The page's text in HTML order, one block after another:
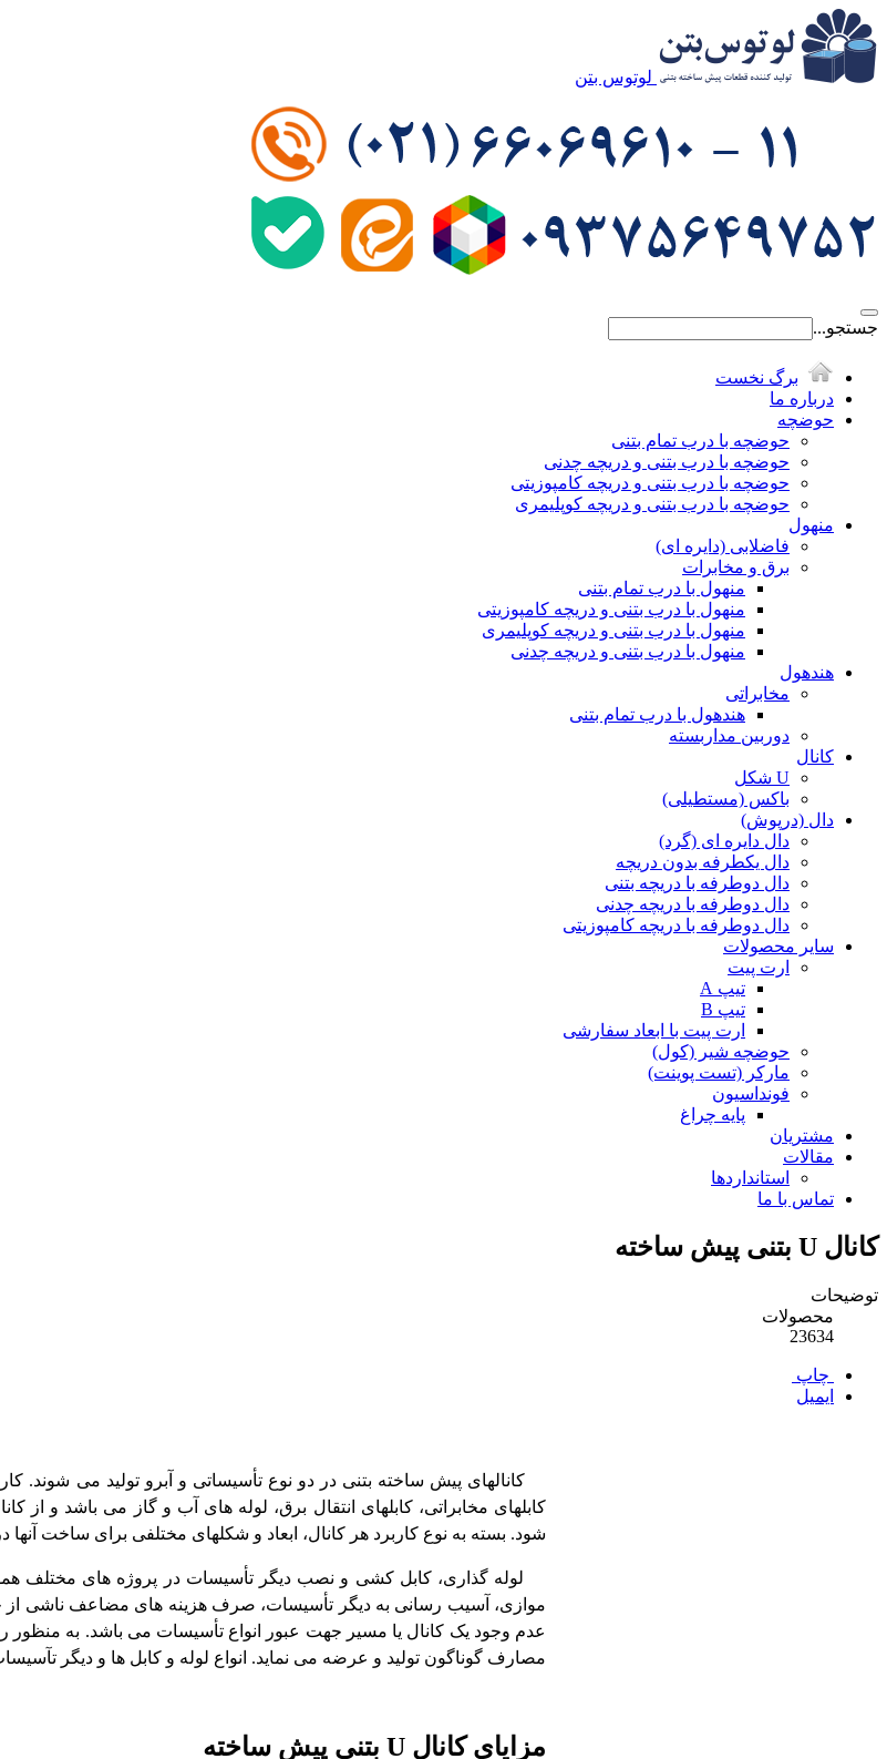
لوتوس بتن
جستجو...
برگ نخست
درباره ما
حوضچه
حوضچه با درب تمام بتنی
حوضچه با درب بتنی و دریچه چدنی
حوضچه با درب بتنی و دریچه کامپوزیتی
حوضچه با درب بتنی و دریچه کوپلیمری
منهول
فاضلابی (دایره ای)
برق و مخابرات
منهول با درب تمام بتنی
منهول با درب بتنی و دریچه کامپوزیتی
منهول با درب بتنی و دریچه کوپلیمری
منهول با درب بتنی و دریچه چدنی
هندهول
مخابراتی
هندهول با درب تمام بتنی
دوربین مداربسته
کانال
U شکل
باکس (مستطیلی)
دال (درپوش)
دال دایره ای (گرد)
دال یکطرفه بدون دریچه
دال دوطرفه با دریچه بتنی
دال دوطرفه با دریچه چدنی
دال دوطرفه با دریچه کامپوزیتی
سایر محصولات
ارت پیت
تیپ A
تیپ B
ارت پیت با ابعاد سفارشی
حوضچه شیر (کول)
مارکر (تست پوینت)
فونداسیون
پایه چراغ
مشتریان
مقالات
استانداردها
تماس با ما
کانال U بتنی پیش ساخته
توضیحات
محصولات
23634
چاپ
ایمیل
کانالهای پیش ساخته بتنی در دو نوع تأسیساتی و آبرو تولید می شوند.
کابلهای مخابراتی، کابلهای انتقال برق، لوله های آب و گاز می باشد و از
شود. بسته به نوع کاربرد هر کانال، ابعاد و شکلهای مختلفی برای ساخت
لوله گذاری، کابل کشی و نصب دیگر تأسیسات در پروژه های مختلف
موازی، آسیب رسانی به دیگر تأسیسات، صرف هزینه های مضاعف ناشی
عدم وجود یک کانال یا مسیر جهت عبور انواع تأسیسات می باشد. به
مصارف گوناگون تولید و عرضه می نماید. انواع لوله و کابل ها و دیگر
مزایای کانال U بتنی پیش ساخته